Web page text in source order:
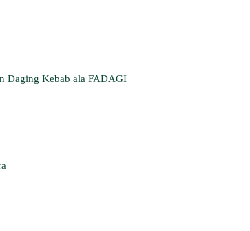
Daging Kebab ala FADAGI